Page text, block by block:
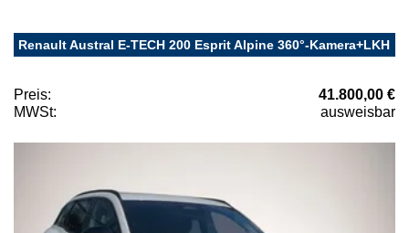
Renault Austral E-TECH 200 Esprit Alpine 360°-Kamera+LKH
Preis:
41.800,00 €
MWSt:
ausweisbar